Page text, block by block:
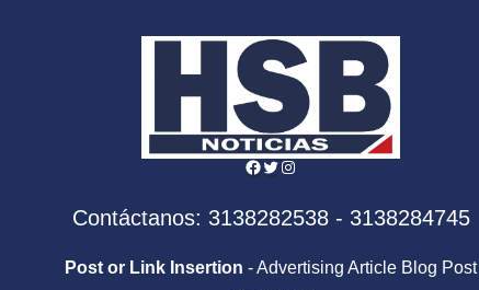
Facebook
Twitter
Instagram
Contáctanos: 3138282538 - 3138284745
Post or Link Insertion - Advertising Article Blog Post